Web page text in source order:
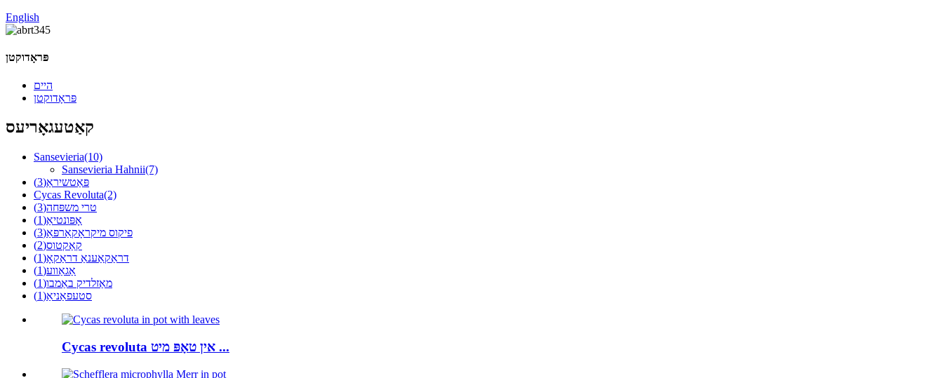
English
פּראָדוקטן
היים
פּראָדוקטן
קאַטעגאָריעס
Sansevieria(10)
Sansevieria Hahnii(7)
פּאַטשיראַ(3)
Cycas Revoluta(2)
טרי משפּחה(3)
אָפּונטיאַ(1)
פיקוס מיקראָקאַרפּאַ(3)
קאַקטוס(2)
דראַקאַענאַ דראַקאָ(1)
אַגאַווע(1)
מאַזלדיק באַמבו(1)
סטעפאַניאַ(1)
Cycas revoluta אין טאָפּ מיט ...